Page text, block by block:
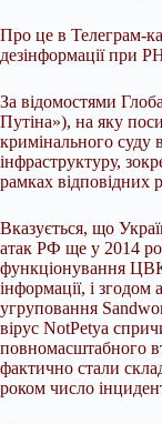
Про це в Телеграм-
дезінформації при
За відомостями
Путіна»), на яку
кримінального суду
інфраструктуру,
рамках відповідних
Вказується, що
атак РФ ще у 2014
функціонування
інформації, і
угруповання
вірус NotPetya
повномасштабного
фактично стали
роком число